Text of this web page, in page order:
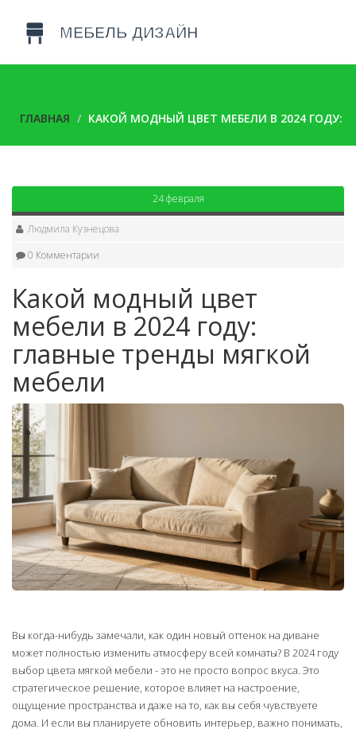
ГЛАВНАЯ КАКОЙ МОДНЫЙ ЦВЕТ МЕБЕЛИ В 2024 ГОДУ:
24 февраля
Людмила Кузнецова
0 Комментарии
Какой модный цвет
мебели в 2024 году:
главные тренды мягкой
мебели
Вы когда-нибудь замечали, как один новый оттенок на диване
может полностью изменить атмосферу всей комнаты? В 2024 году
выбор цвета мягкой мебели - это не просто вопрос вкуса. Это
стратегическое решение, которое влияет на настроение,
ощущение пространства и даже на то, как вы себя чувствуете
дома. И если вы планируете обновить интерьер, важно понимать,